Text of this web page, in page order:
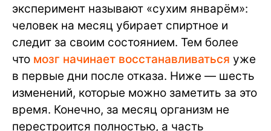
эксперимент называют «сухим январём»:
человек на месяц убирает спиртное и
следит за своим состоянием. Тем более
что мозг начинает восстанавливаться уже
в первые дни после отказа. Ниже — шесть
изменений, которые можно заметить за это
время. Конечно, за месяц организм не
перестроится полностью, а часть